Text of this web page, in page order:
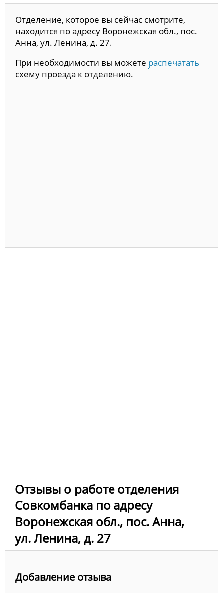
Отделение, которое вы сейчас смотрите,
находится по адресу Воронежская обл., пос.
Анна, ул. Ленина, д. 27.
При необходимости вы можете распечатать
схему проезда к отделению.
Отзывы о работе отделения
Совкомбанка по адресу
Воронежская обл., пос. Анна,
ул. Ленина, д. 27
Добавление отзыва